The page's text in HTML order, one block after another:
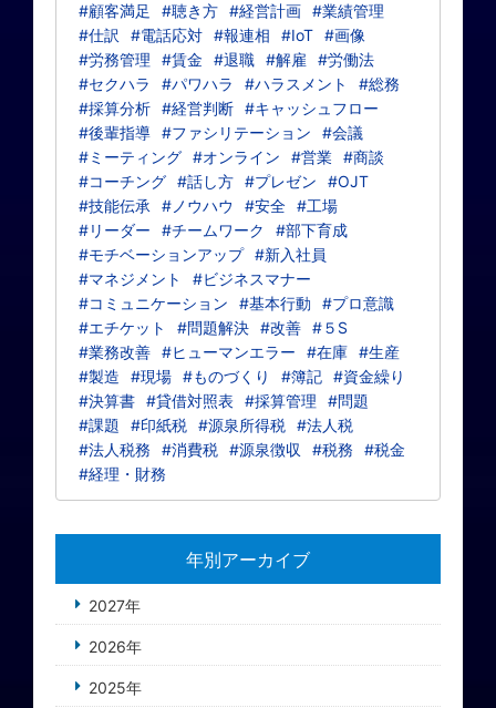
#顧客満足
#聴き方 #経営計画 #業績管理
#仕訳
#電話応対 #報連相 #IoT #画像
#労務管理
#賃金 #退職 #解雇
#労働法
#セクハラ
#パワハラ #ハラスメント
#総務
#採算分析 #経営判断 #キャッシュフロー
#後輩指導 #ファシリテーション
#会議
#ミーティング #オンライン #営業 #商談
#コーチング #話し方 #プレゼン
#OJT
#技能伝承
#ノウハウ #安全 #工場
#リーダー
#チームワーク
#部下育成
#モチベーションアップ #新入社員
#マネジメント
#ビジネスマナー
#コミュニケーション
#基本行動
#プロ意識
#エチケット
#問題解決 #改善 #５S
#業務改善 #ヒューマンエラー #在庫 #生産
#製造
#現場 #ものづくり #簿記 #資金繰り
#決算書 #貸借対照表 #採算管理
#問題
#課題
#印紙税 #源泉所得税 #法人税
#法人税務
#消費税 #源泉徴収 #税務
#税金
#経理・財務
年別アーカイブ
2027年
2026年
2025年